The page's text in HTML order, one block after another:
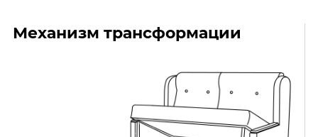
Механизм трансформации